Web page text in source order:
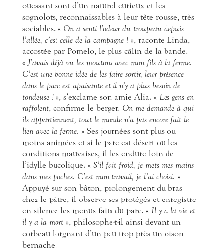
ouessant sont d’un naturel curieux et les
sognolots, reconnaissables à leur tête rousse, très
sociables. « On a senti l’odeur du troupeau depuis
l’allée, c’est celle de la campagne ! », raconte Linda,
accostée par Pomelo, le plus câlin de la bande.
«J’avais déjà vu les moutons avec mon fils à la ferme.
C’est une bonne idée de les faire sortir, leur présence
dans le parc est apaisante et il n’y a plus besoin de
tondeuse ! », s’exclame son amie Alia. « Les gens en
raffolent, confirme le berger. On me demande à qui
ils appartiennent, tout le monde n’a pas encore fait le
lien avec la ferme. » Ses journées sont plus ou
moins animées et si le parc est désert ou les
conditions mauvaises, il les endure loin de
l’idylle bucolique. « S’il fait froid, je mets mes mains
dans mes poches. C’est mon travail, je l’ai choisi. »
Appuyé sur son bâton, prolongement du bras
chez le pâtre, il observe ses protégés et enregistre
en silence les menus faits du parc. « Il y a la vie et
il y a la mort », philosophe-t-il ainsi devant un
corbeau lorgnant d’un peu trop près un oison
bernache.